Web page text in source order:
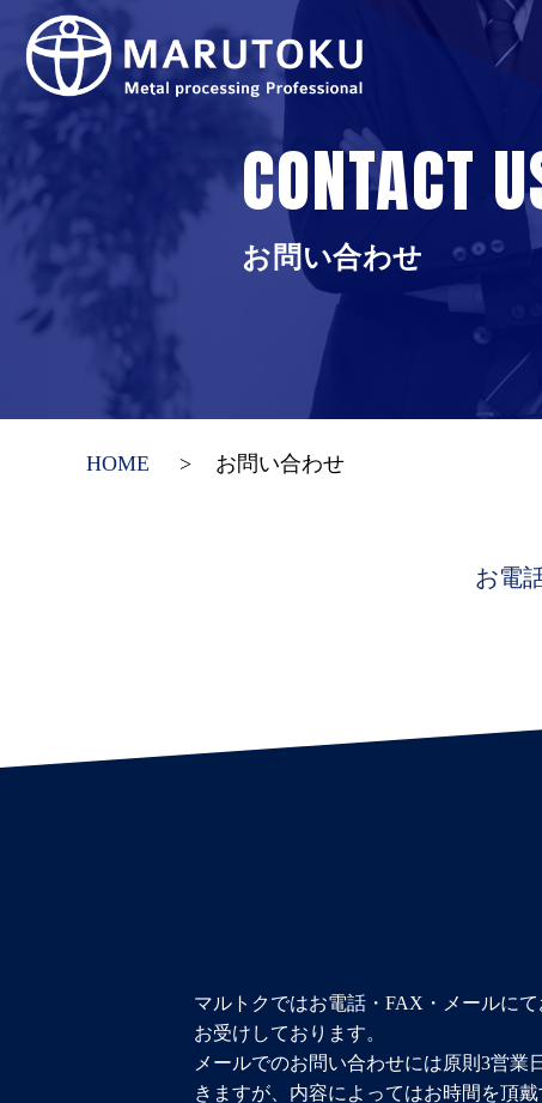
CONTACT
お問い合わせ
HOME お問い合わせ
お電
マルトクではお電話・FAX・メールに
お受けしております。
メールでのお問い合わせには原則3営業
きますが、内容によってはお時間を頂